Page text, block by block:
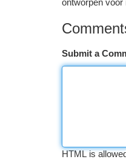
ontworpen
Submit a
HTML is